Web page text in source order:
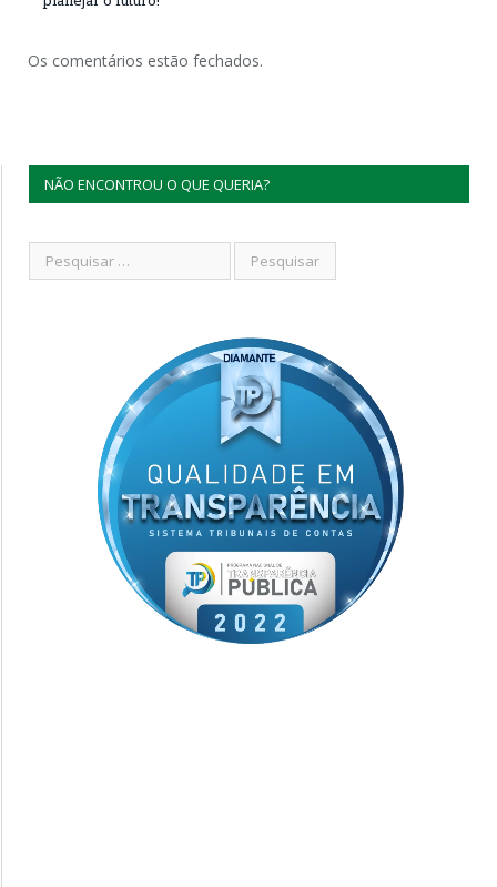
Os comentários estão fechados.
NÃO ENCONTROU O QUE QUERIA?